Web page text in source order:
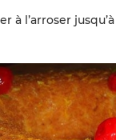
à l’arroser